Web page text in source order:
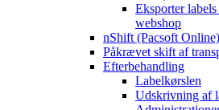
Eksporter
webshop
nShift (Pacsoft Online)
Påkrævet skift af
Efterbehandling
Labelkørslen
Udskrivning af